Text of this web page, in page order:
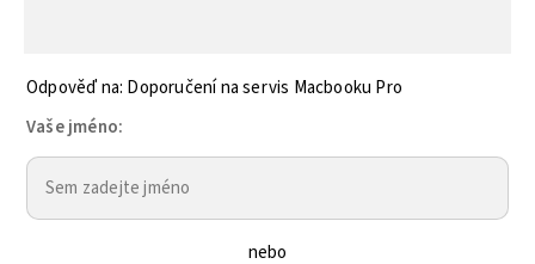
Odpověď na: Doporučení na servis Macbooku Pro
Vaše jméno:
nebo